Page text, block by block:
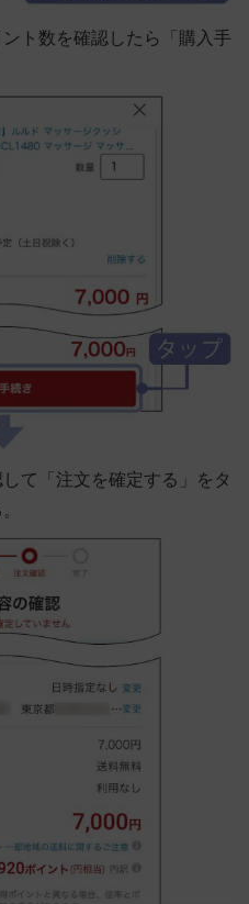
ト数を確認したら「購入手
て「注文を確定する」をタ